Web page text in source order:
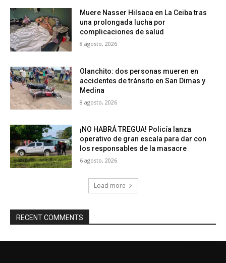
Muere Nasser Hilsaca en La Ceiba tras
una prolongada lucha por
complicaciones de salud
8 agosto, 2026
Olanchito: dos personas mueren en
accidentes de tránsito en San Dimas y
Medina
8 agosto, 2026
¡NO HABRÁ TREGUA! Policía lanza
operativo de gran escala para dar con
los responsables de la masacre
6 agosto, 2026
Load more
RECENT COMMENTS